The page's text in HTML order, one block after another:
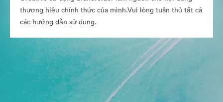
thương hiệu chính thức của mình.Vui lòng tuân thủ tất cả
các hướng dẫn sử dụng.